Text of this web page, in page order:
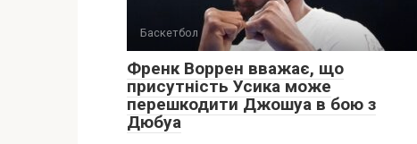
Баскетбол
Френк Воррен вважає, що
присутність Усика може
перешкодити Джошуа в бою з
Дюбуа